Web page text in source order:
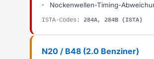
Nockenwellen-Timing-
ISTA-Codes: 284A, 284B (ISTA)
N20 / B48 (2.0 Benziner)